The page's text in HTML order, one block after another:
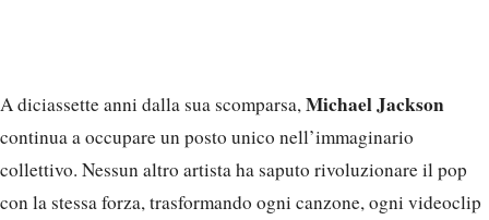
A diciassette anni dalla sua scomparsa, Michael Jackson
continua a occupare un posto unico nell’immaginario
collettivo. Nessun altro artista ha saputo rivoluzionare il pop
con la stessa forza, trasformando ogni canzone, ogni videoclip